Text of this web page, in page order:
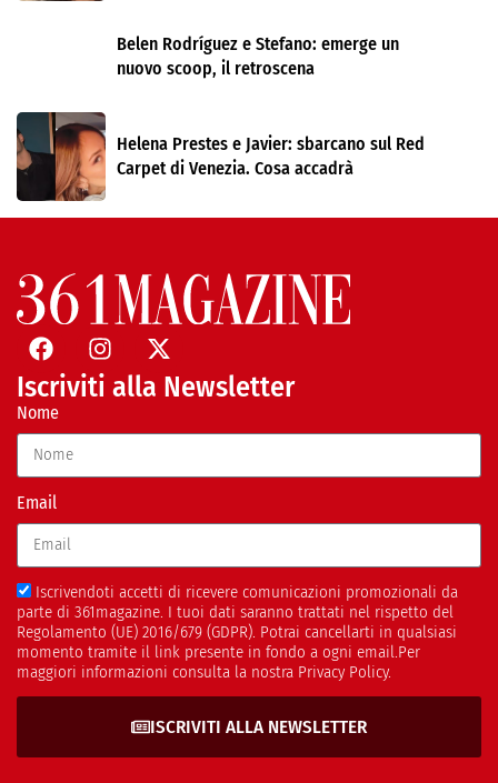
Belen Rodríguez e Stefano: emerge un
nuovo scoop, il retroscena
Helena Prestes e Javier: sbarcano sul Red
Carpet di Venezia. Cosa accadrà
Iscriviti alla Newsletter
Nome
Email
Iscrivendoti accetti di ricevere comunicazioni promozionali da
parte di 361magazine. I tuoi dati saranno trattati nel rispetto del
Regolamento (UE) 2016/679 (GDPR). Potrai cancellarti in qualsiasi
momento tramite il link presente in fondo a ogni email.Per
maggiori informazioni consulta la nostra Privacy Policy.
ISCRIVITI ALLA NEWSLETTER